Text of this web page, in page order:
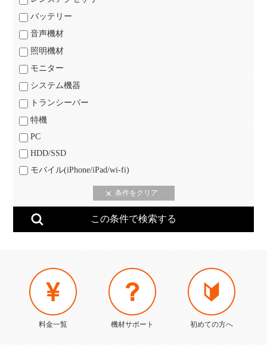
バッテリー
音声機材
照明機材
モニター
システム機器
トランシーバー
特機
PC
HDD/SSD
モバイル(iPhone/iPad/wi-fi)
料金一覧 機材サポート 初めての方へ